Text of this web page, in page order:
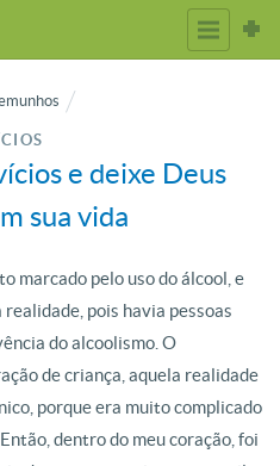
e deixe Deus
sua vida
marcado pelo uso do álcool, e
pois havia pessoas
do alcoolismo. O
de criança, aquela realidade
porque era muito complicado
dentro do meu coração, foi